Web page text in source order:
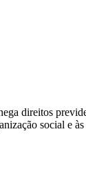
direitos
social e